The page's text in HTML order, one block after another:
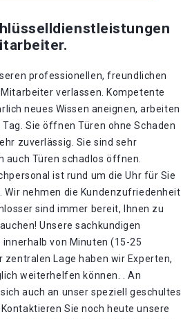
professionellen, freundlichen
verlassen. Kompetente
neues Wissen aneignen, arbeiten
Sie öffnen Türen ohne Schaden
zuverlässig. Sie sind sehr
auch Türen schadlos öffnen.
ist rund um die Uhr für Sie
Wir nehmen die Kundenzufriedenheit
sind immer bereit, Ihnen zu
Unsere sachkundigen
von Minuten (15-25
zentralen Lage haben wir Experten,
weiterhelfen können. . An
auch an unser speziell geschultes
Sie noch heute unsere